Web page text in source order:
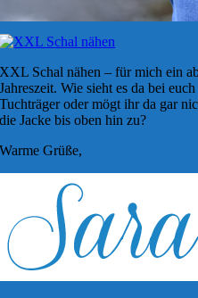
XXL Schal nähen – für mich ein
Jahreszeit. Wie sieht es da bei
Tuchträger oder mögt ihr da gar
die Jacke bis oben hin zu?
Warme Grüße,